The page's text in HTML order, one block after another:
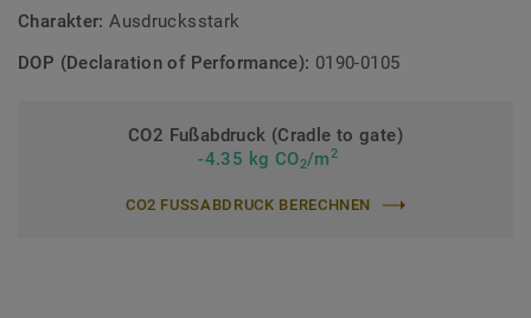
Charakter:Ausdrucksstark
DOP (Declaration of Performance): 0190-0105
CO2 Fußabdruck (Cradle to gate)
-4.35 kg CO2/m2
CO2 FUSSABDRUCK BERECHNEN